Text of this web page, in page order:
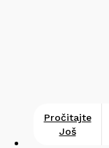
Pročitajte
Još